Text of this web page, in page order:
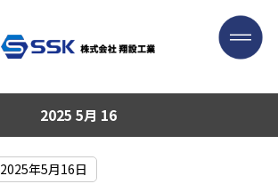
2025 5月 16
2025年5月16日